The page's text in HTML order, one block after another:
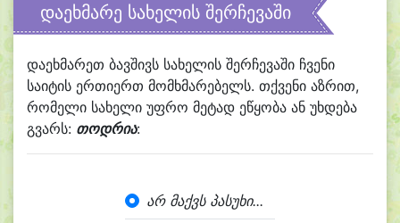
დაეხმარე სახელის შერჩევაში
დაეხმარეთ ბავშივს სახელის შერჩევაში ჩვენი
საიტის ერთიერთ მომხმარებელს. თქვენი აზრით,
რომელი სახელი უფრო მეტად ეწყობა ან უხდება
გვარს: თოდრია:
არ მაქვს პასუხი...